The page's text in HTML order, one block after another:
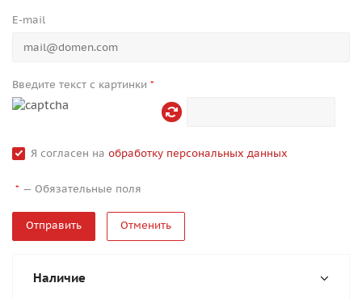
E-mail
Введите текст с картинки *
Я согласен на обработку персональных данных
* — Обязательные поля
Отменить
Наличие